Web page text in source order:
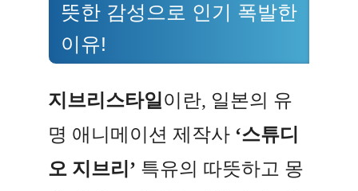
뜻한 감성으로 인기 폭발한
이유!
지브리스타일 이란, 일본의 유
명 애니메이션 제작사 ‘스튜디
오 지브리’ 특유의 따뜻하고 몽